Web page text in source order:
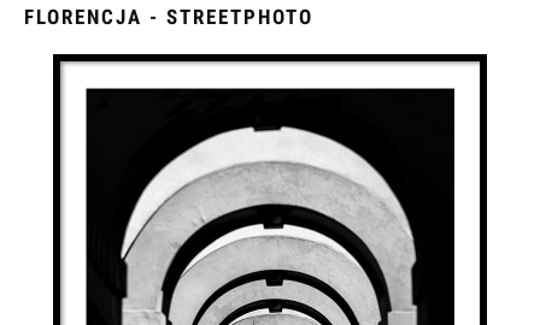
FLORENCJA - STREETPHOTO